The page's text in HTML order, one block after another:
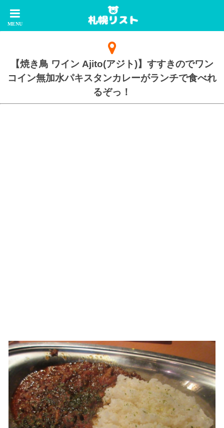
【焼き鳥 ワイン Ajito(アジト)】すすきのでワン
コイン無加水パキスタンカレーがランチで食べれ
るぞっ！